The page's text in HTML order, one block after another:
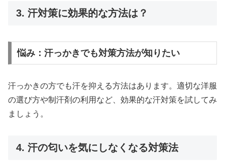
3. 汗対策に効果的な方法は？
悩み：汗っかきでも対策方法が知りたい
汗っかきの方でも汗を抑える方法はあります。適切な洋服
の選び方や制汗剤の利用など、効果的な汗対策を試してみ
ましょう。
4. 汗の匂いを気にしなくなる対策法